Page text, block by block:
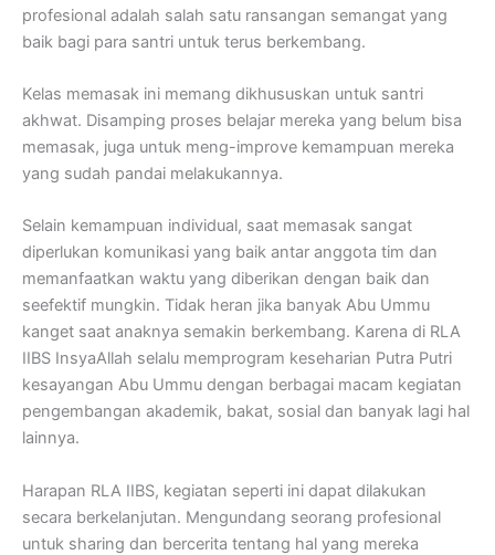
profesional adalah salah satu ransangan semangat yang
baik bagi para santri untuk terus berkembang.
Kelas memasak ini memang dikhususkan untuk santri
akhwat. Disamping proses belajar mereka yang belum bisa
memasak, juga untuk meng-improve kemampuan mereka
yang sudah pandai melakukannya.
Selain kemampuan individual, saat memasak sangat
diperlukan komunikasi yang baik antar anggota tim dan
memanfaatkan waktu yang diberikan dengan baik dan
seefektif mungkin. Tidak heran jika banyak Abu Ummu
kanget saat anaknya semakin berkembang. Karena di RLA
IIBS InsyaAllah selalu memprogram keseharian Putra Putri
kesayangan Abu Ummu dengan berbagai macam kegiatan
pengembangan akademik, bakat, sosial dan banyak lagi hal
lainnya.
Harapan RLA IIBS, kegiatan seperti ini dapat dilakukan
secara berkelanjutan. Mengundang seorang profesional
untuk sharing dan bercerita tentang hal yang mereka